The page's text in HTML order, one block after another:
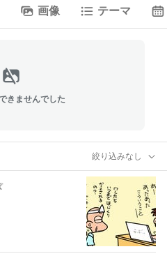
画像 テーマ
きませんでした
絞り込みなし